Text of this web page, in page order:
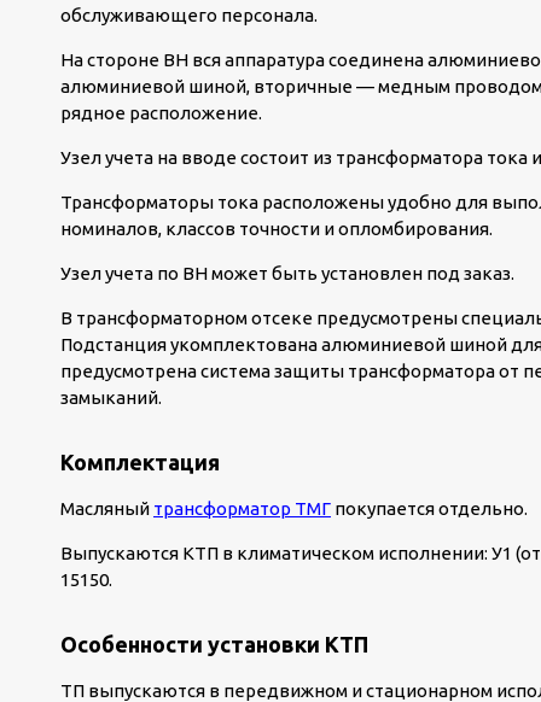
обслуживающего персонала.
На стороне ВН вся аппаратура соединена
алюминиевой шиной, вторичные — медным
рядное расположение.
Узел учета на вводе состоит из трансформатора тока
Трансформаторы тока расположены удобно для
номиналов, классов точности и опломбирования.
Узел учета по ВН может быть установлен под заказ.
В трансформаторном отсеке предусмотрены
Подстанция укомплектована алюминиевой шиной
предусмотрена система защиты трансформатора от
замыканий.
Комплектация
Масляный трансформатор ТМГ покупается отдельно.
Выпускаются КТП в климатическом исполнении: У1 (от
15150.
Особенности установки КТП
ТП выпускаются в передвижном и стационарном